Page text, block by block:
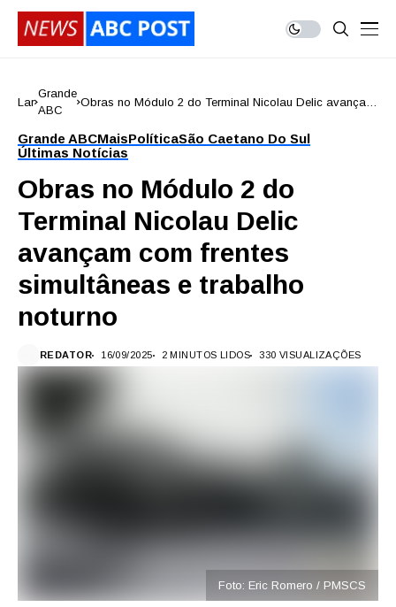
Lar
Grande
ABC
Obras no Módulo 2 do Terminal Nicolau Delic avançam
Grande ABCMaisPolíticaSão Caetano Do Sul
Últimas Notícias
Obras no Módulo 2 do
Terminal Nicolau Delic
avançam com frentes
simultâneas e trabalho
noturno
REDATOR 16/09/2025 2 MINUTOS LIDOS 330 VISUALIZAÇÕES
Foto: Eric Romero / PMSCS